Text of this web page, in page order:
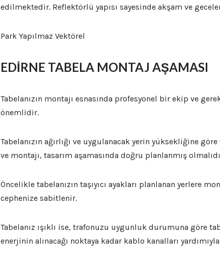
edilmektedir. Reflektörlü yapısı sayesinde akşam ve
Park Yapılmaz Vektörel
EDİRNE TABELA MONTAJ AŞAMASI
Tabelanızın montajı esnasında profesyonel bir ekip ve
önemlidir.
Tabelanızın ağırlığı ve uygulanacak yerin yüksekliğine
ve montajı, tasarım aşamasında doğru planlanmış
Öncelikle tabelanızın taşıyıcı ayakları planlanan yerlere
cephenize sabitlenir.
Tabelanız ışıklı ise, trafonuzu uygunluk durumuna göre
enerjinin alınacağı noktaya kadar kablo kanalları